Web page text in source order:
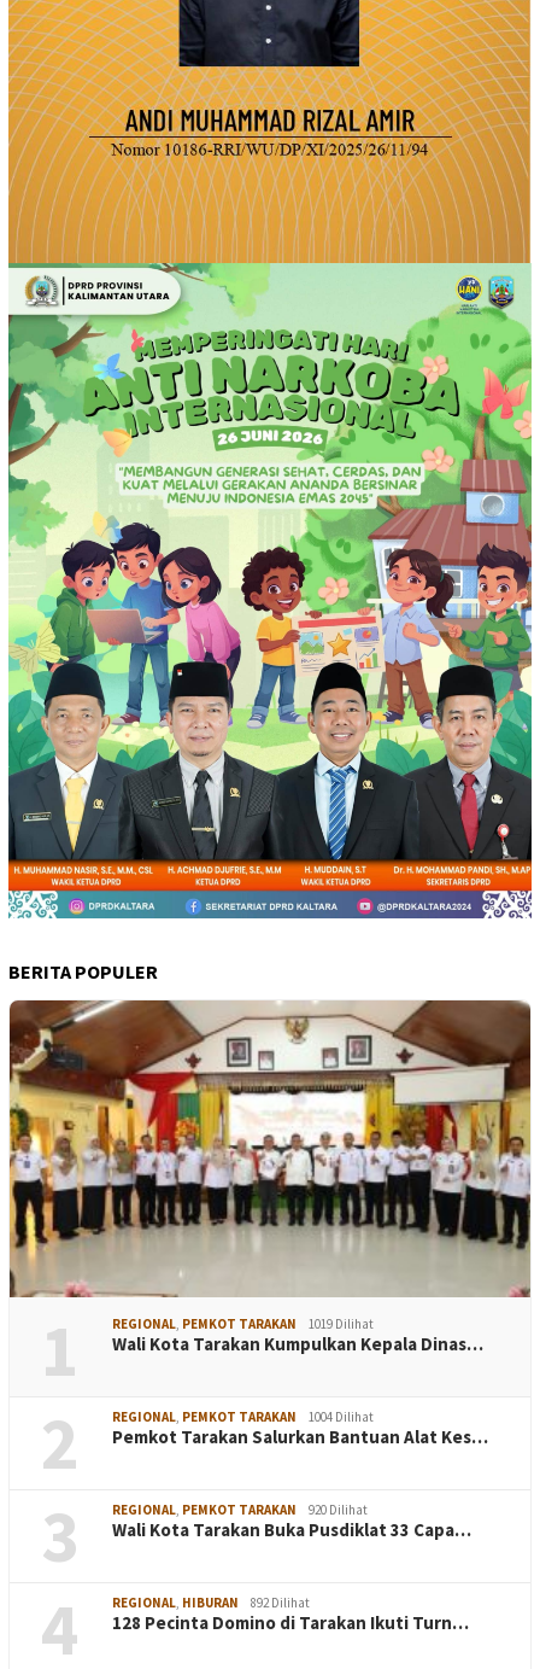
BERITA POPULER
1 REGIONAL PEMKOT TARAKAN 1019 Dilihat
Wali Kota Tarakan Kumpulkan Kepala Dinas…
2 REGIONAL PEMKOT TARAKAN 1004 Dilihat
Pemkot Tarakan Salurkan Bantuan Alat Kes…
3 REGIONAL PEMKOT TARAKAN 920 Dilihat
Wali Kota Tarakan Buka Pusdiklat 33 Capa…
4 REGIONAL HIBURAN 892 Dilihat
128 Pecinta Domino di Tarakan Ikuti Turn…